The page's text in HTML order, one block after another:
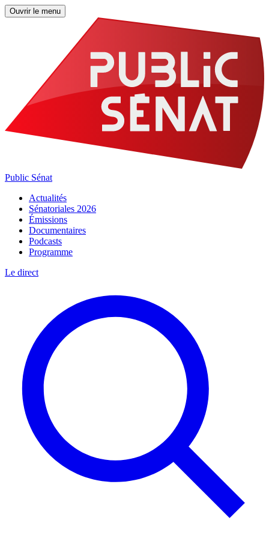
Ouvrir le menu
Public Sénat
Actualités
Sénatoriales 2026
Émissions
Documentaires
Podcasts
Programme
Le direct